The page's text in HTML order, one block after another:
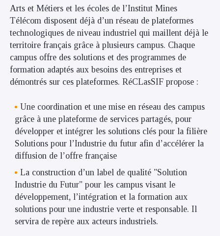
Arts et Métiers et les écoles de l’Institut Mines
Télécom disposent déjà d’un réseau de plateformes
technologiques de niveau industriel qui maillent déjà le
territoire français grâce à plusieurs campus. Chaque
campus offre des solutions et des programmes de
formation adaptés aux besoins des entreprises et
démontrés sur ces plateformes. RéCLasSIF propose :
Une coordination et une mise en réseau des campus
grâce à une plateforme de services partagés, pour
développer et intégrer les solutions clés pour la filière
Solutions pour l’Industrie du futur afin d’accélérer la
diffusion de l’offre française
La construction d’un label de qualité "Solution
Industrie du Futur" pour les campus visant le
développement, l’intégration et la formation aux
solutions pour une industrie verte et responsable. Il
servira de repère aux acteurs industriels.